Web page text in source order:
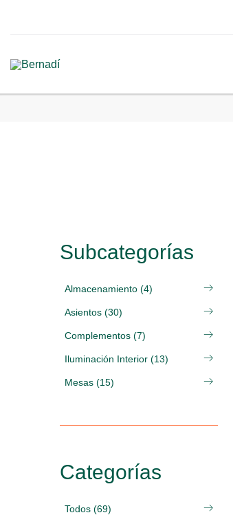
Subcategorías
Almacenamiento (4)
Asientos (30)
Complementos (7)
Iluminación Interior (13)
Mesas (15)
Categorías
Todos (69)